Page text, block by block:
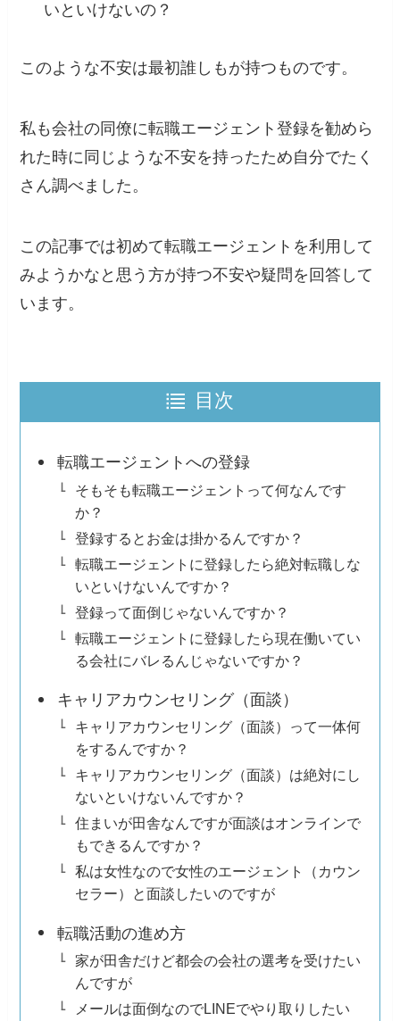
いといけないの？
このような不安は最初誰しもが持つものです。
私も会社の同僚に転職エージェント登録を勧めら
れた時に同じような不安を持ったため自分でたく
さん調べました。
この記事では初めて転職エージェントを利用して
みようかなと思う方が持つ不安や疑問を回答して
います。
目次
転職エージェントへの登録
そもそも転職エージェントって何なんです
か？
登録するとお金は掛かるんですか？
転職エージェントに登録したら絶対転職しな
いといけないんですか？
登録って面倒じゃないんですか？
転職エージェントに登録したら現在働いてい
る会社にバレるんじゃないですか？
キャリアカウンセリング（面談）
キャリアカウンセリング（面談）って一体何
をするんですか？
キャリアカウンセリング（面談）は絶対にし
ないといけないんですか？
住まいが田舎なんですが面談はオンラインで
もできるんですか？
私は女性なので女性のエージェント（カウン
セラー）と面談したいのですが
転職活動の進め方
家が田舎だけど都会の会社の選考を受けたい
んですが
メールは面倒なのでLINEでやり取りしたい